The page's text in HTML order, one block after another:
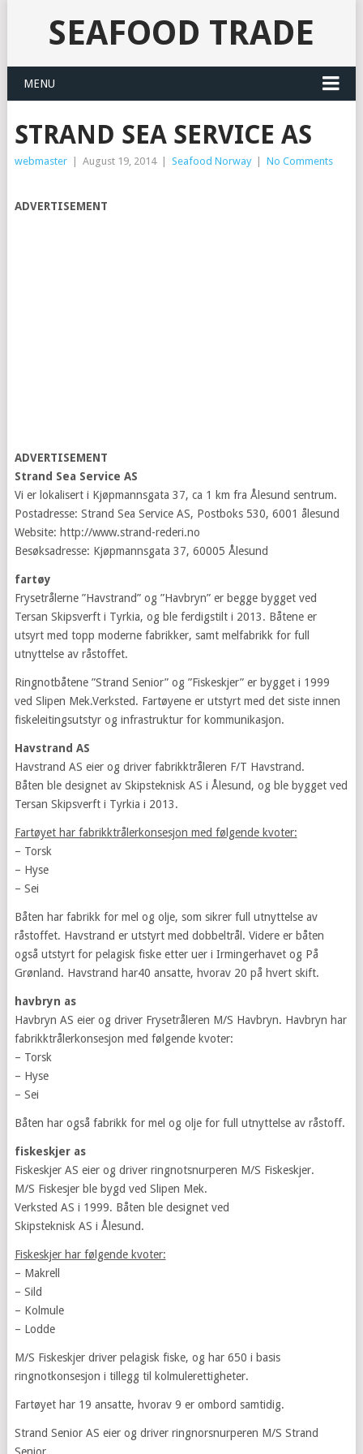
SEAFOOD TRADE
MENU
STRAND SEA SERVICE AS
webmaster August 19, 2014 Seafood Norway No Comments
ADVERTISEMENT
ADVERTISEMENT
Strand Sea Service AS
Vi er lokalisert i Kjøpmannsgata 37, ca 1 km fra Ålesund sentrum.
Postadresse: Strand Sea Service AS, Postboks 530, 6001 ålesund
Website: http://www.strand-rederi.no
Besøksadresse: Kjøpmannsgata 37, 60005 Ålesund
fartøy
Frysetrålerne ”Havstrand” og ”Havbryn” er begge bygget ved
Tersan Skipsverft i Tyrkia, og ble ferdigstilt i 2013. Båtene er
utsyrt med topp moderne fabrikker, samt melfabrikk for full
utnyttelse av råstoffet.
Ringnotbåtene ”Strand Senior” og ”Fiskeskjer” er bygget i 1999
ved Slipen Mek.Verksted. Fartøyene er utstyrt med det siste innen
fiskeleitingsutstyr og infrastruktur for kommunikasjon.
Havstrand AS
Havstrand AS eier og driver fabrikktråleren F/T Havstrand.
Båten ble designet av Skipsteknisk AS i Ålesund, og ble bygget ved
Tersan Skipsverft i Tyrkia i 2013.
Fartøyet har fabrikktrålerkonsesjon med følgende kvoter:
– Torsk
– Hyse
– Sei
Båten har fabrikk for mel og olje, som sikrer full utnyttelse av
råstoffet. Havstrand er utstyrt med dobbeltrål. Videre er båten
også utstyrt for pelagisk fiske etter uer i Irmingerhavet og På
Grønland. Havstrand har40 ansatte, hvorav 20 på hvert skift.
havbryn as
Havbryn AS eier og driver Frysetråleren M/S Havbryn. Havbryn har
fabrikktrålerkonsesjon med følgende kvoter:
– Torsk
– Hyse
– Sei
Båten har også fabrikk for mel og olje for full utnyttelse av råstoff.
fiskeskjer as
Fiskeskjer AS eier og driver ringnotsnurperen M/S Fiskeskjer.
M/S Fiskesjer ble bygd ved Slipen Mek.
Verksted AS i 1999. Båten ble designet ved
Skipsteknisk AS i Ålesund.
Fiskeskjer har følgende kvoter:
– Makrell
– Sild
– Kolmule
– Lodde
M/S Fiskeskjer driver pelagisk fiske, og har 650 i basis
ringnotkonsesjon i tillegg til kolmulerettigheter.
Fartøyet har 19 ansatte, hvorav 9 er ombord samtidig.
Strand Senior AS eier og driver ringnorsnurperen M/S Strand